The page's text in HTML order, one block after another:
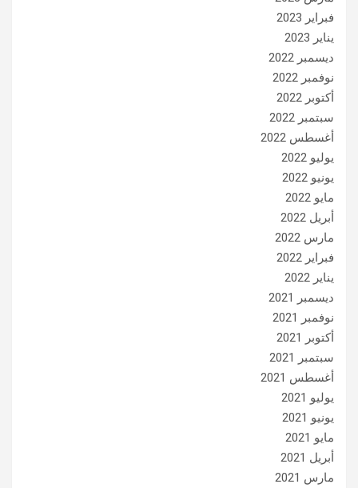
فبراير 2023
يناير 2023
ديسمبر 2022
نوفمبر 2022
أكتوبر 2022
سبتمبر 2022
أغسطس 2022
يوليو 2022
يونيو 2022
مايو 2022
أبريل 2022
مارس 2022
فبراير 2022
يناير 2022
ديسمبر 2021
نوفمبر 2021
أكتوبر 2021
سبتمبر 2021
أغسطس 2021
يوليو 2021
يونيو 2021
مايو 2021
أبريل 2021
مارس 2021